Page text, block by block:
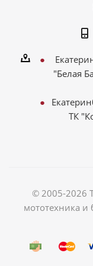
"Белая
ТК
© 2005-2026
мототехника и